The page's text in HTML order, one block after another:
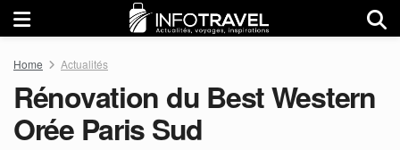
Home Actualités
Rénovation du Best Western
Orée Paris Sud